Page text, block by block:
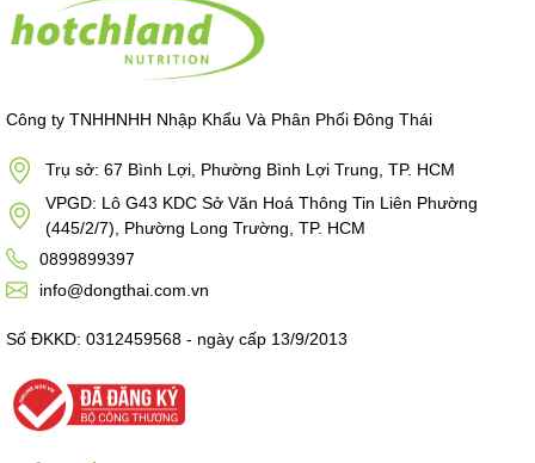
Công ty TNHHNHH Nhập Khẩu Và Phân Phối Đông Thái
Trụ sở: 67 Bình Lợi, Phường Bình Lợi Trung, TP. HCM
VPGD: Lô G43 KDC Sở Văn Hoá Thông Tin Liên Phường
(445/2/7), Phường Long Trường, TP. HCM
0899899397
info@dongthai.com.vn
Số ĐKKD: 0312459568 - ngày cấp 13/9/2013